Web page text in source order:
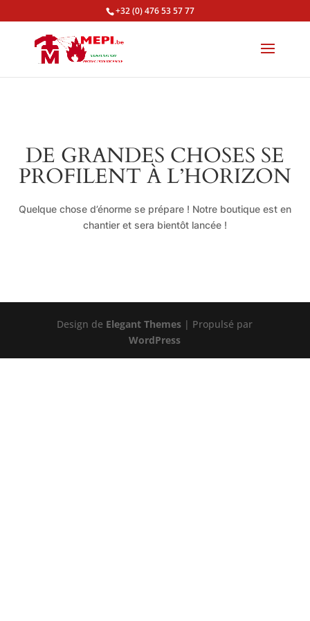
+32 (0) 476 53 57 77
DE GRANDES CHOSES SE
PROFILENT À L’HORIZON
Quelque chose d’énorme se prépare ! Notre boutique est en
chantier et sera bientôt lancée !
Design de Elegant Themes | Propulsé par
WordPress